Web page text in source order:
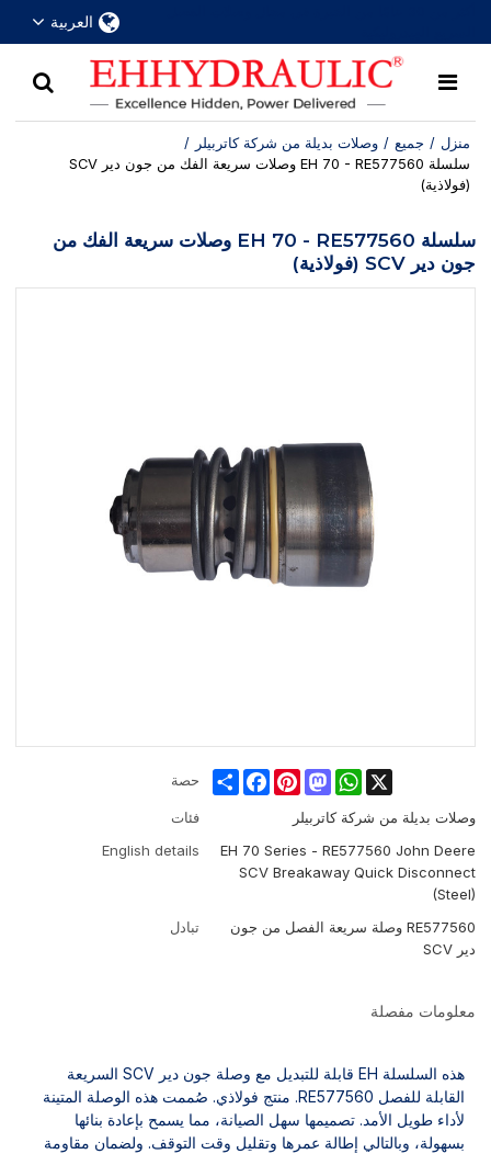
العربية
منزل / جميع / وصلات بديلة من شركة كاتربيلر
/
سلسلة EH 70 - RE577560 وصلات سريعة الفك من جون دير SCV
(فولاذية)
سلسلة EH 70 - RE577560 وصلات سريعة الفك من
جون دير SCV (فولاذية)
حصة Share
FacebookPinterest
Mastodon
WhatsApp X
فئات
وصلات بديلة من شركة كاتربيلر
English details
EH 70 Series - RE577560 John Deere
SCV Breakaway Quick Disconnect
(Steel)
تبادل
RE577560 وصلة سريعة الفصل من جون
دير SCV
معلومات مفصلة
هذه السلسلة EH قابلة للتبديل مع وصلة جون دير SCV السريعة
القابلة للفصل RE577560. منتج فولاذي. صُممت هذه الوصلة المتينة
لأداء طويل الأمد. تصميمها سهل الصيانة، مما يسمح بإعادة بنائها
بسهولة، وبالتالي إطالة عمرها وتقليل وقت التوقف. ولضمان مقاومة